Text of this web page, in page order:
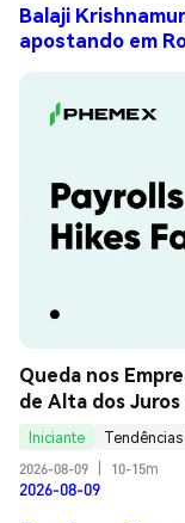
Balaji
apostando em
Queda nos
de Alta dos
Iniciante
2026-08-09
10-15m
2026-08-09